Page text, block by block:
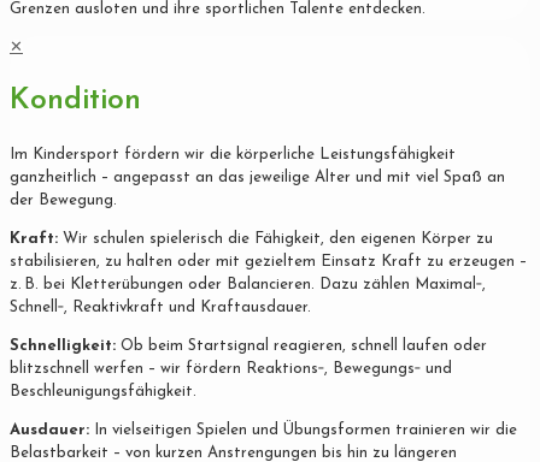
Grenzen ausloten und ihre sportlichen Talente entdecken.
✕
Kondition
Im Kindersport fördern wir die körperliche Leistungsfähigkeit
ganzheitlich – angepasst an das jeweilige Alter und mit viel Spaß an
der Bewegung.
Kraft: Wir schulen spielerisch die Fähigkeit, den eigenen Körper zu
stabilisieren, zu halten oder mit gezieltem Einsatz Kraft zu erzeugen –
z. B. bei Kletterübungen oder Balancieren. Dazu zählen Maximal‐,
Schnell‐, Reaktivkraft und Kraftausdauer.
Schnelligkeit: Ob beim Startsignal reagieren, schnell laufen oder
blitzschnell werfen – wir fördern Reaktions‐, Bewegungs‐ und
Beschleunigungsfähigkeit.
Ausdauer: In vielseitigen Spielen und Übungsformen trainieren wir die
Belastbarkeit – von kurzen Anstrengungen bis hin zu längeren